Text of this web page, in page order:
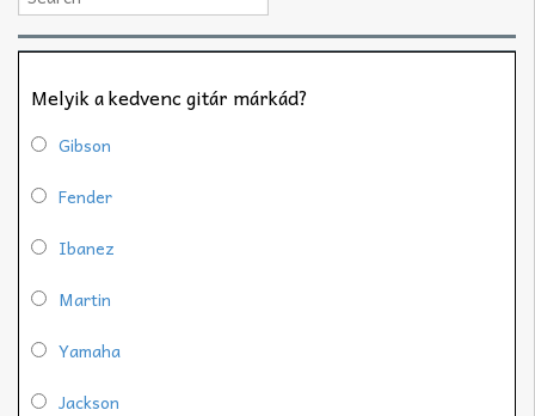
Melyik a kedvenc gitár márkád?
Gibson
Fender
Ibanez
Martin
Yamaha
Jackson